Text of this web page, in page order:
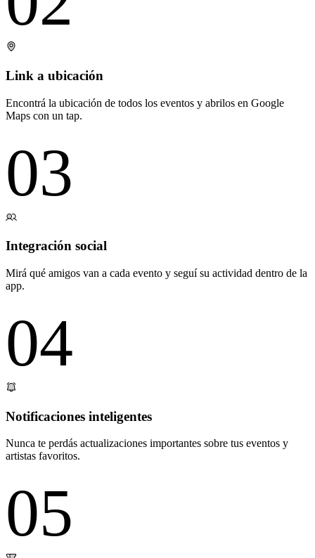
Link a ubicación
Encontrá la ubicación de todos los eventos y abrilos en Google
Maps con un tap.
03
Integración social
Mirá qué amigos van a cada evento y seguí su actividad dentro de la
app.
04
Notificaciones inteligentes
Nunca te perdás actualizaciones importantes sobre tus eventos y
artistas favoritos.
05